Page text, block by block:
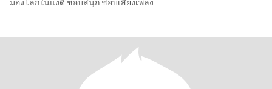
มองโลกในแง่ดี ชอบสนุก ชอบเสียงเพลง